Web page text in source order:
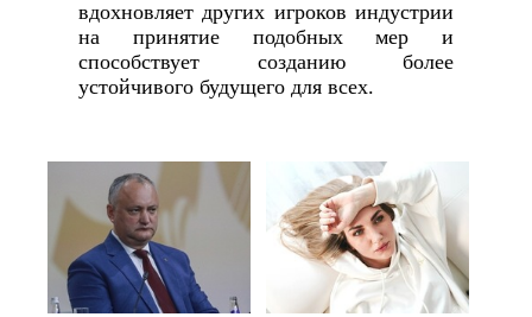
вдохновляет других игроков индустрии
на принятие подобных мер и
способствует созданию более
устойчивого будущего для всех.